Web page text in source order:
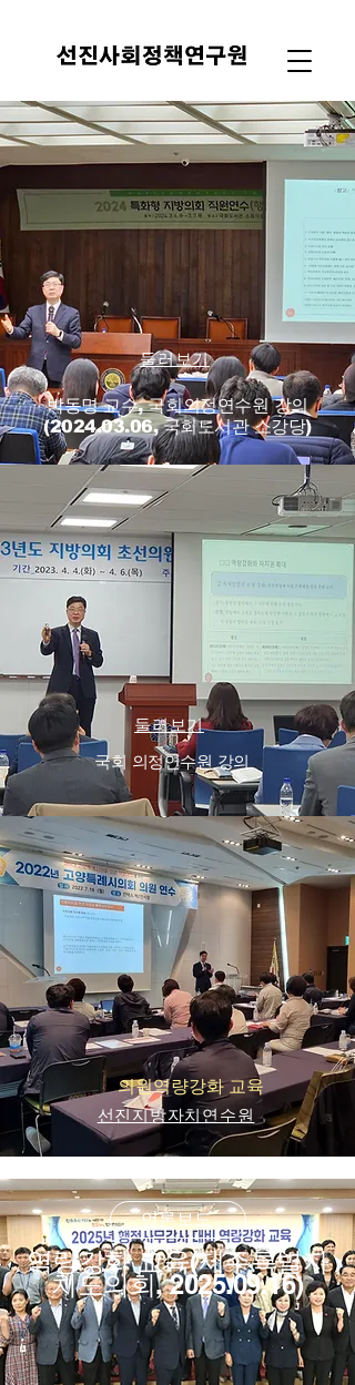
둘러보기
박동명 교수, 국회의정연수원 강의
(2024.03.06, 국회도서관 소강당)
둘러보기
국회 의정연수원 강의
​의원역량강화 교육
선진지방자치연수원
언론보도
역량강화 교육(제주특별자
치도의회,2025.09.16)